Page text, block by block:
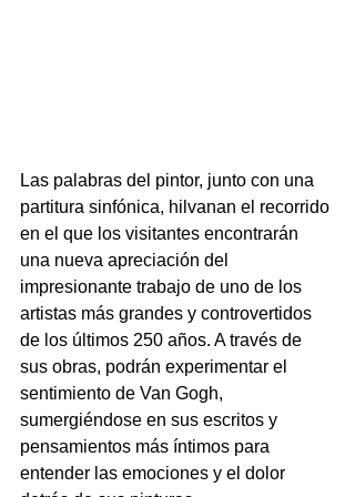
Las palabras del pintor, junto con una
partitura sinfónica, hilvanan el recorrido
en el que los visitantes encontrarán
una nueva apreciación del
impresionante trabajo de uno de los
artistas más grandes y controvertidos
de los últimos 250 años. A través de
sus obras, podrán experimentar el
sentimiento de Van Gogh,
sumergiéndose en sus escritos y
pensamientos más íntimos para
entender las emociones y el dolor